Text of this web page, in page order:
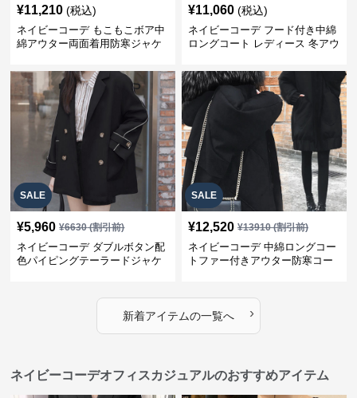
¥11,210 (税込)
ネイビーコーデ もこもこボア中
綿アウター両面着用防寒ジャケ
¥11,060 (税込)
ネイビーコーデ フード付き中綿
ロングコート レディース 冬アウ
SALE
¥5,960 ¥6630(割引前)
ネイビーコーデ ダブルボタン配
色パイピングテーラードジャケ
SALE
¥12,520 ¥13910(割引前)
ネイビーコーデ 中綿ロングコー
トファー付きアウター防寒コー
新着アイテムの一覧へ ›
ネイビーコーデオフィスカジュアルのおすすめアイテム